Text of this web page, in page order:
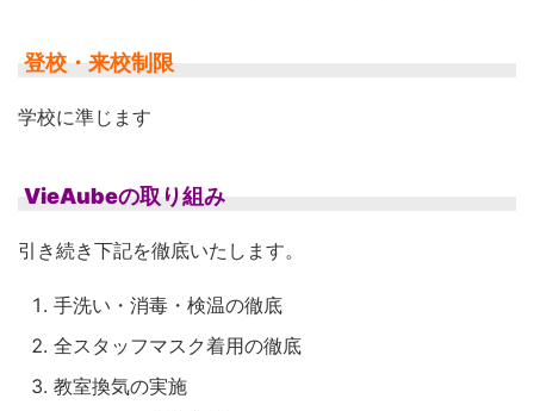
登校・来校制限
学校に準じます
VieAubeの取り組み
引き続き下記を徹底いたします。
手洗い・消毒・検温の徹底
全スタッフマスク着用の徹底
教室換気の実施